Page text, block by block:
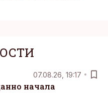
07.08.26, 19:17
начала